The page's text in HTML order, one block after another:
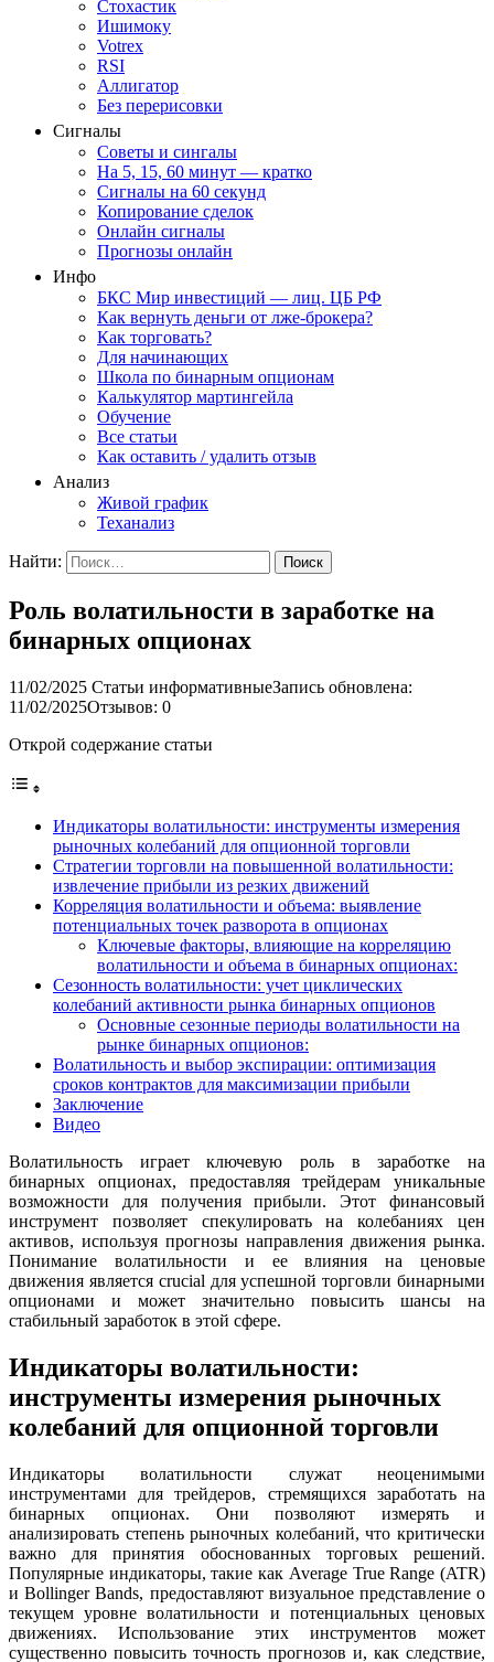
Стохастик
Ишимоку
Votrex
RSI
Аллигатор
Без перерисовки
Сигналы
Советы и сингалы
На 5, 15, 60 минут — кратко
Сигналы на 60 секунд
Копирование сделок
Онлайн сигналы
Прогнозы онлайн
Инфо
БКС Мир инвестиций — лиц. ЦБ РФ
Как вернуть деньги от лже-брокера?
Как торговать?
Для начинающих
Школа по бинарным опционам
Калькулятор мартингейла
Обучение
Все статьи
Как оставить / удалить отзыв
Анализ
Живой график
Теханализ
Найти:
Роль волатильности в заработке на
бинарных опционах
11/02/2025 Статьи информативныеЗапись обновлена:
11/02/2025Отзывов: 0
Открой содержание статьи
Индикаторы волатильности: инструменты измерения
рыночных колебаний для опционной торговли
Стратегии торговли на повышенной волатильности:
извлечение прибыли из резких движений
Корреляция волатильности и объема: выявление
потенциальных точек разворота в опционах
Ключевые факторы, влияющие на корреляцию
волатильности и объема в бинарных опционах:
Сезонность волатильности: учет циклических
колебаний активности рынка бинарных опционов
Основные сезонные периоды волатильности на
рынке бинарных опционов:
Волатильность и выбор экспирации: оптимизация
сроков контрактов для максимизации прибыли
Заключение
Видео
Волатильность играет ключевую роль в заработке на
бинарных опционах, предоставляя трейдерам уникальные
возможности для получения прибыли. Этот финансовый
инструмент позволяет спекулировать на колебаниях цен
активов, используя прогнозы направления движения рынка.
Понимание волатильности и ее влияния на ценовые
движения является crucial для успешной торговли бинарными
опционами и может значительно повысить шансы на
стабильный заработок в этой сфере.
Индикаторы волатильности:
инструменты измерения рыночных
колебаний для опционной торговли
Индикаторы волатильности служат неоценимыми
инструментами для трейдеров, стремящихся заработать на
бинарных опционах. Они позволяют измерять и
анализировать степень рыночных колебаний, что критически
важно для принятия обоснованных торговых решений.
Популярные индикаторы, такие как Average True Range (ATR)
и Bollinger Bands, предоставляют визуальное представление о
текущем уровне волатильности и потенциальных ценовых
движениях. Использование этих инструментов может
существенно повысить точность прогнозов и, как следствие,